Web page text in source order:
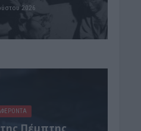
2026
Πέμπτης